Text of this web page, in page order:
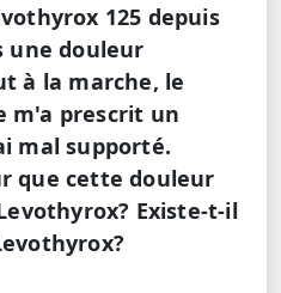
125 depuis
une douleur
à la marche, le
m'a prescrit un
mal supporté.
que cette douleur
Existe-t-il